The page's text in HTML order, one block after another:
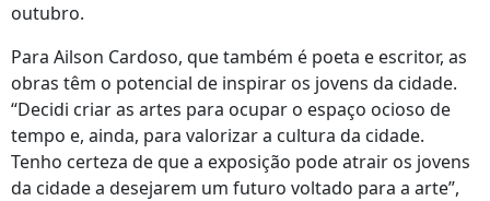
outubro.
Para Ailson Cardoso, que também é poeta e escritor, as
obras têm o potencial de inspirar os jovens da cidade.
“Decidi criar as artes para ocupar o espaço ocioso de
tempo e, ainda, para valorizar a cultura da cidade.
Tenho certeza de que a exposição pode atrair os jovens
da cidade a desejarem um futuro voltado para a arte”,